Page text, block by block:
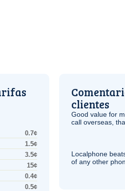
0.7¢
1.5¢
3.5¢
15¢
0.4¢
0.5¢
clientes
Good value for
call overseas,
Localphone
of any other